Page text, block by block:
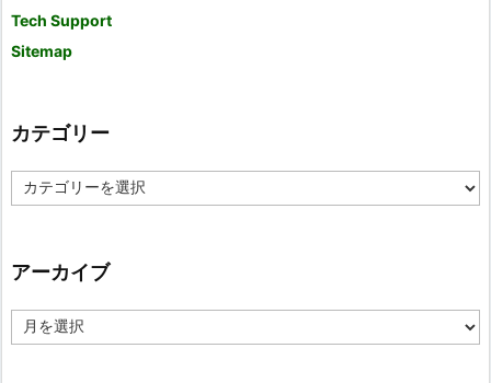
Tech Support
Sitemap
カテゴリー
テ
ー
アーカイブ
ー